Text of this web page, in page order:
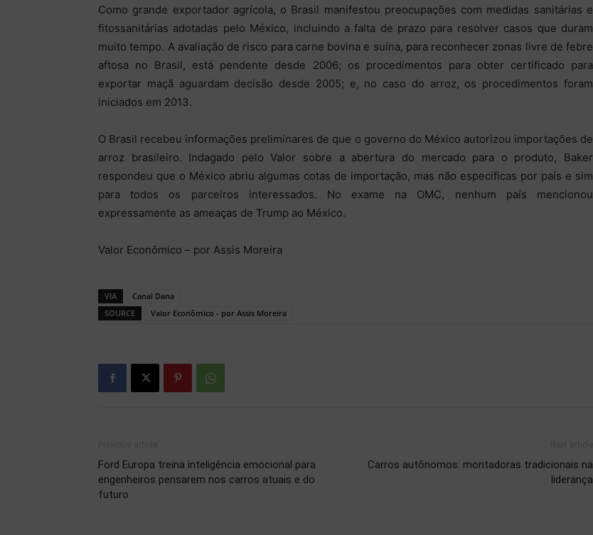
Como grande exportador agrícola, o Brasil manifestou preocupações com medidas sanitárias e
fitossanitárias adotadas pelo México, incluindo a falta de prazo para resolver casos que duram
muito tempo. A avaliação de risco para carne bovina e suína, para reconhecer zonas livre de febre
aftosa no Brasil, está pendente desde 2006; os procedimentos para obter certificado para
exportar maçã aguardam decisão desde 2005; e, no caso do arroz, os procedimentos foram
iniciados em 2013.
O Brasil recebeu informações preliminares de que o governo do México autorizou importações de
arroz brasileiro. Indagado pelo Valor sobre a abertura do mercado para o produto, Baker
respondeu que o México abriu algumas cotas de importação, mas não específicas por país e sim
para todos os parceiros interessados. No exame na OMC, nenhum país mencionou
expressamente as ameaças de Trump ao México.
Valor Econômico – por Assis Moreira
VIA
Canal Dana
SOURCE
Valor Econômico - por Assis Moreira
Ford Europa treina inteligência emocional para
engenheiros pensarem nos carros atuais e do
futuro
Carros autônomos: montadoras tradicionais na
liderança